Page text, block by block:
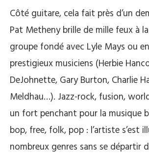
Côté guitare, cela fait près d’un
Pat Metheny brille de mille feux à
groupe fondé avec Lyle Mays ou
prestigieux musiciens (Herbie
DeJohnette, Gary Burton, Charlie
Meldhau…). Jazz-rock, fusion,
un fort penchant pour la musique
bop, free, folk, pop : l’artiste s’est
nombreux genres sans se départir